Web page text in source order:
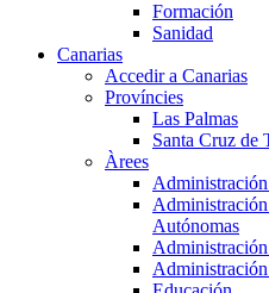
Formación
Sanidad
Canarias
Accedir a Canarias
Províncies
Las Palmas
Santa Cruz de
Àrees
Autónomas